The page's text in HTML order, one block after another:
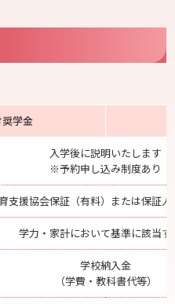
学金
入学後に説明いたします
※予約申し込み制度あり
支援協会保証（有料）または保証
学力・家計において基準に該当す
学校納入金
（学費・教科書代等）